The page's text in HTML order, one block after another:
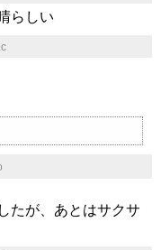
らしい
たが、あとはサクサ